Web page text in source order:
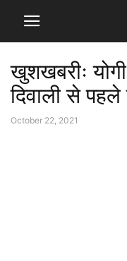
खुशखबरीः
दिवाली से
October 22, 2021